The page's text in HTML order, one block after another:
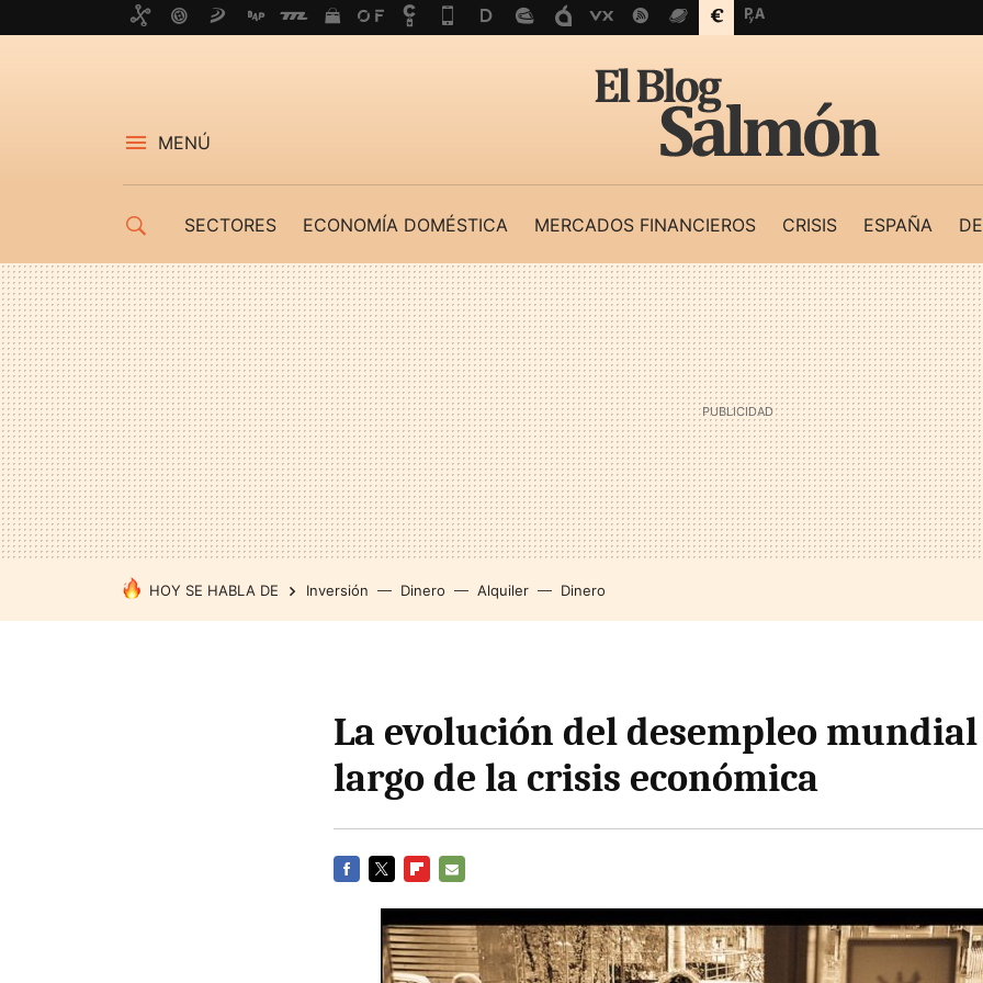
MENÚ
SECTORES ECONOMÍA DOMÉSTICA MERCADOS FINANCIEROS CRISIS ESPAÑA
HOY SE HABLA DE Inversión Dinero Alquiler Dinero
La evolución del desempleo
largo de la crisis económica
MAIL